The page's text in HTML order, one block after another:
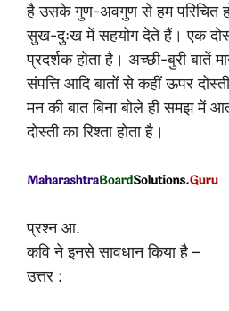
है उसके गुण-अवगुण से हम परिचित
सुख-दुःख में सहयोग देते हैं। एक दोस्त
प्रदर्शक होता है। अच्छी-बुरी बातें
संपत्ति आदि बातों से कहीं ऊपर
मन की बात बिना बोले ही समझ में
दोस्ती का रिश्ता होता है।
प्रश्न आ.
कवि ने इनसे सावधान किया है –
उत्तर :